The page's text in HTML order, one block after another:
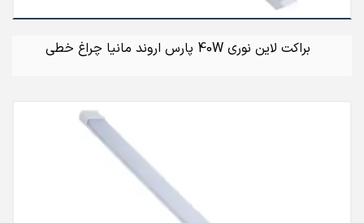
براکت لاین نوری 40W پارس اروند مانیا چراغ خطی